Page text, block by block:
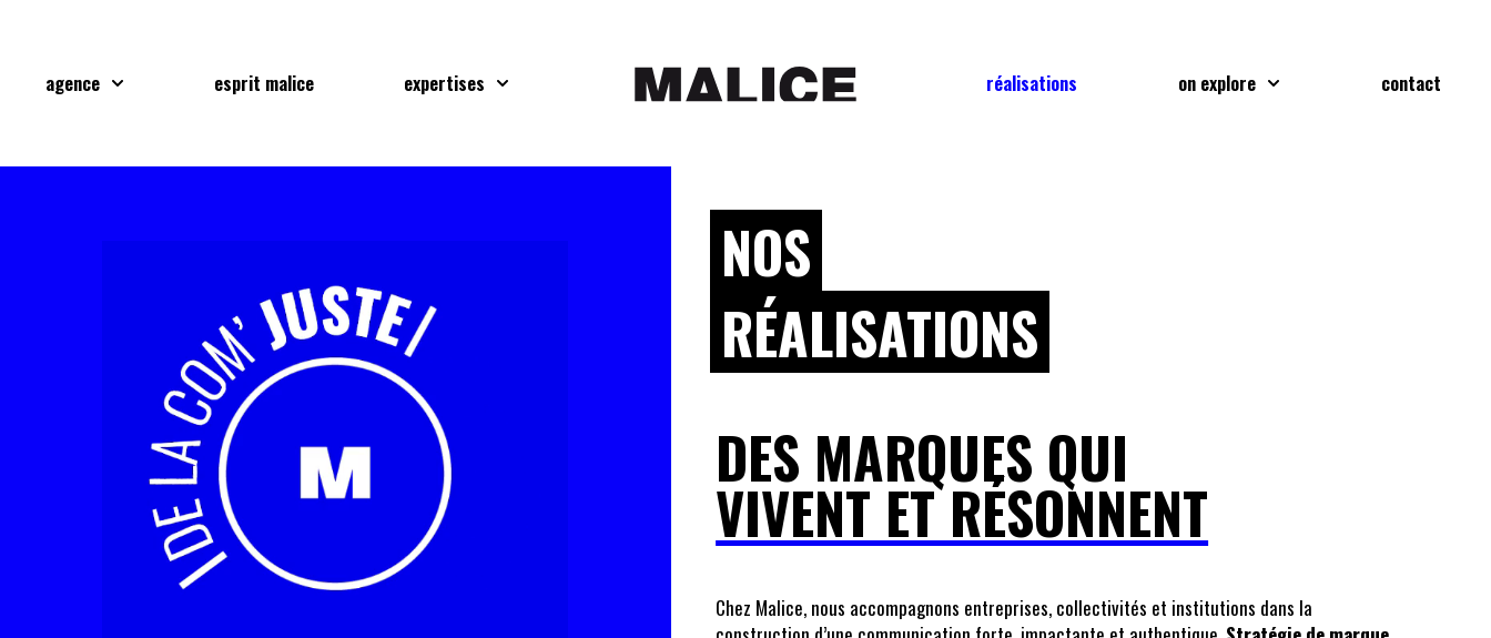
agence esprit malice expertises réalisations on explore contact
NOS
RÉALISATIONS
DES MARQUES QUI
VIVENT ET RÉSONNENT
Chez Malice, nous accompagnons entreprises, collectivités et institutions dans la